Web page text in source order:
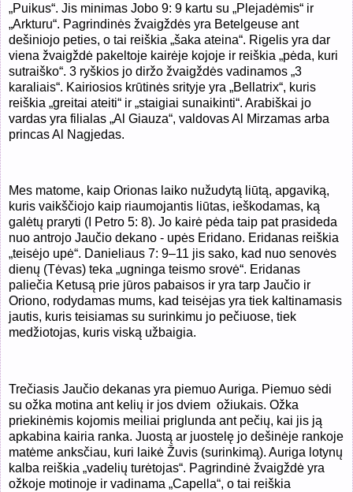
„Puikus“. Jis minimas Jobo 9: 9 kartu su „Plejadėmis“ ir
„Arkturu“. Pagrindinės žvaigždės yra Betelgeuse ant
dešiniojo peties, o tai reiškia „šaka ateina“. Rigelis yra dar
viena žvaigždė pakeltoje kairėje kojoje ir reiškia „pėda, kuri
sutraiško“. 3 ryškios jo diržo žvaigždės vadinamos „3
karaliais“. Kairiosios krūtinės srityje yra „Bellatrix“, kuris
reiškia „greitai ateiti“ ir „staigiai sunaikinti“. Arabiškai jo
vardas yra filialas „Al Giauza“, valdovas Al Mirzamas arba
princas Al Nagjedas.
Mes matome, kaip Orionas laiko nužudytą liūtą, apgaviką,
kuris vaikščiojo kaip riaumojantis liūtas, ieškodamas, ką
galėtų praryti (I Petro 5: 8). Jo kairė pėda taip pat prasideda
nuo antrojo Jaučio dekano - upės Eridano. Eridanas reiškia
„teisėjo upė“. Danieliaus 7: 9–11 jis sako, kad nuo senovės
dienų (Tėvas) teka „ugninga teismo srovė“. Eridanas
paliečia Ketusą prie jūros pabaisos ir yra tarp Jaučio ir
Oriono, rodydamas mums, kad teisėjas yra tiek kaltinamasis
jautis, kuris teisiamas su surinkimu jo pečiuose, tiek
medžiotojas, kuris viską užbaigia.
Trečiasis Jaučio dekanas yra piemuo Auriga. Piemuo sėdi
su ožka motina ant kelių ir jos dviem ožiukais. Ožka
priekinėmis kojomis meiliai priglunda ant pečių, kai jis ją
apkabina kairia ranka. Juostą ar juostelę jo dešinėje rankoje
matėme anksčiau, kuri laikė Žuvis (surinkimą). Auriga lotynų
kalba reiškia „vadelių turėtojas“. Pagrindinė žvaigždė yra
ožkoje motinoje ir vadinama „Capella“, o tai reiškia